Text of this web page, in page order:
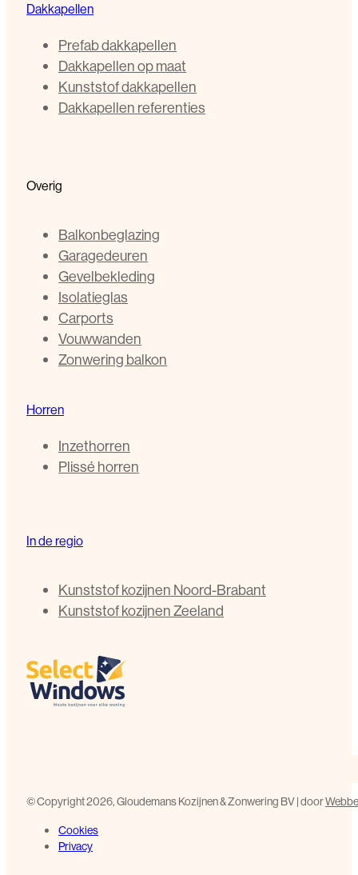
Dakkapellen
Prefab dakkapellen
Dakkapellen op maat
Kunststof dakkapellen
Dakkapellen referenties
Overig
Balkonbeglazing
Garagedeuren
Gevelbekleding
Isolatieglas
Carports
Vouwwanden
Zonwering balkon
Horren
Inzethorren
Plissé horren
In de regio
Kunststof kozijnen Noord-Brabant
Kunststof kozijnen Zeeland
©️ Copyright 2026, Gloudemans Kozijnen & Zonwering BV | door
Cookies
Privacy